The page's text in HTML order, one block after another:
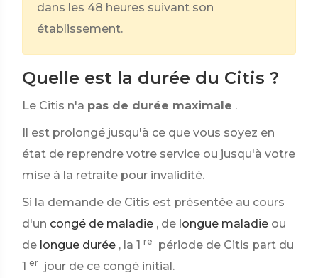
dans les 48 heures suivant son
établissement.
Quelle est la durée du Citis ?
Le Citis n'a pas de durée maximale .
Il est prolongé jusqu'à ce que vous soyez en
état de reprendre votre service ou jusqu'à votre
mise à la retraite pour invalidité.
Si la demande de Citis est présentée au cours
d'un congé de maladie , de longue maladie ou
de longue durée , la 1 re
période de Citis part du
1 er jour de ce congé initial.